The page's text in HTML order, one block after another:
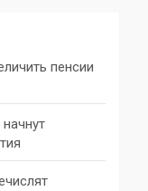
пенсии